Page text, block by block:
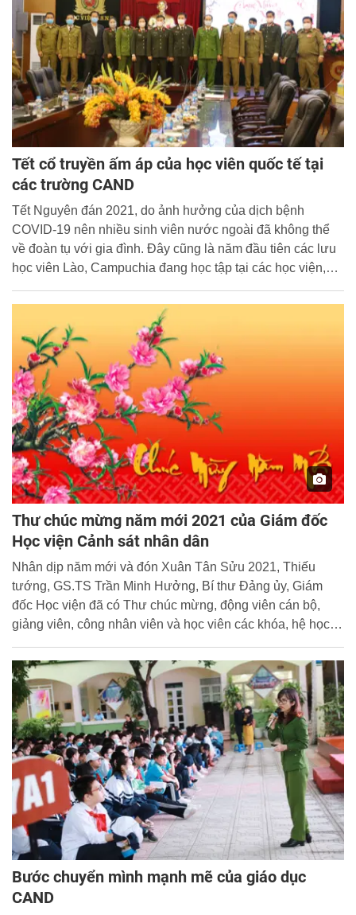
Tết cổ truyền ấm áp của học viên quốc tế tại
các trường CAND
Tết Nguyên đán 2021, do ảnh hưởng của dịch bệnh
COVID-19 nên nhiều sinh viên nước ngoài đã không thể
về đoàn tụ với gia đình. Đây cũng là năm đầu tiên các lưu
học viên Lào, Campuchia đang học tập tại các học viện,
Thư chúc mừng năm mới 2021 của Giám đốc
Học viện Cảnh sát nhân dân
Nhân dịp năm mới và đón Xuân Tân Sửu 2021, Thiếu
tướng, GS.TS Trần Minh Hưởng, Bí thư Đảng ủy, Giám
đốc Học viện đã có Thư chúc mừng, động viên cán bộ,
giảng viên, công nhân viên và học viên các khóa, hệ học.
trọng giới thiệu toàn văn Thư chúc mừng của đồng chí
Giám đốc Học viện.
Bước chuyển mình mạnh mẽ của giáo dục
CAND